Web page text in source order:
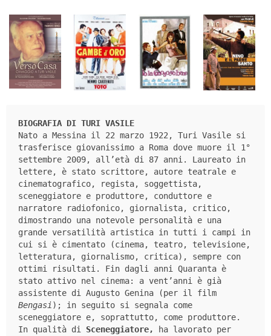
BIOGRAFIA DI TURI VASILE
Nato a Messina il 22 marzo 1922, Turi Vasile si
trasferisce giovanissimo a Roma dove muore il 1°
settembre 2009, all’età di 87 anni. Laureato in
lettere, è stato scrittore, autore teatrale e
cinematografico, regista, soggettista,
sceneggiatore e produttore, conduttore e
narratore radiofonico, giornalista, critico,
dimostrando una notevole personalità e una
grande versatilità artistica in tutti i campi in
cui si è cimentato (cinema, teatro, televisione,
letteratura, giornalismo, critica), sempre con
ottimi risultati. Fin dagli anni Quaranta è
stato attivo nel cinema: a vent’anni è già
Bengasi); in seguito si segnala come
sceneggiatore e, soprattutto, come produttore.
In qualità di Sceneggiatore,
ha lavorato per